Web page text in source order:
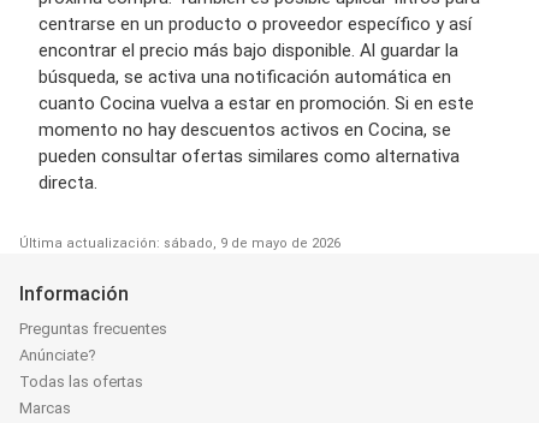
centrarse en un producto o proveedor específico y así
encontrar el precio más bajo disponible. Al guardar la
búsqueda, se activa una notificación automática en
cuanto Cocina vuelva a estar en promoción. Si en este
momento no hay descuentos activos en Cocina, se
pueden consultar ofertas similares como alternativa
directa.
Última actualización: sábado, 9 de mayo de 2026
Información
Preguntas frecuentes
Anúnciate?
Todas las ofertas
Marcas